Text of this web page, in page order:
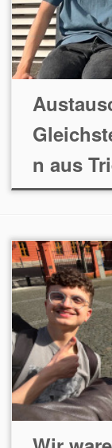
n aus